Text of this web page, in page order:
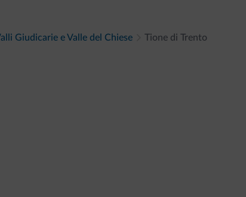
Giudicarie e Valle del Chiese Tione di Trento